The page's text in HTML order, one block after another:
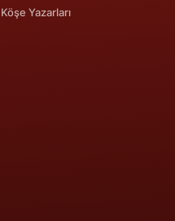
Köşe Yazarları